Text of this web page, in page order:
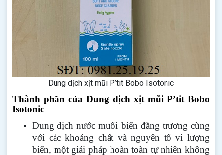
Dung dịch xịt mũi P’tit Bobo Isotonic
Thành phần của Dung dịch xịt mũi P’tit Bobo
Isotonic
Dung dịch nước muối biển đẳng trương cùng
với các khoáng chất và nguyên tố vi lượng
biển, một giải pháp hoàn toàn tự nhiên không